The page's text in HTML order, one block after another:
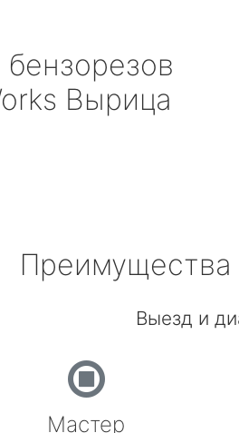
Вырица
Преимущества
Выезд и
Мастер